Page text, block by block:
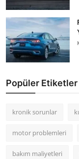
Popüler Etiketler
kronik sorunlar
motor problemleri
bakım maliyetleri